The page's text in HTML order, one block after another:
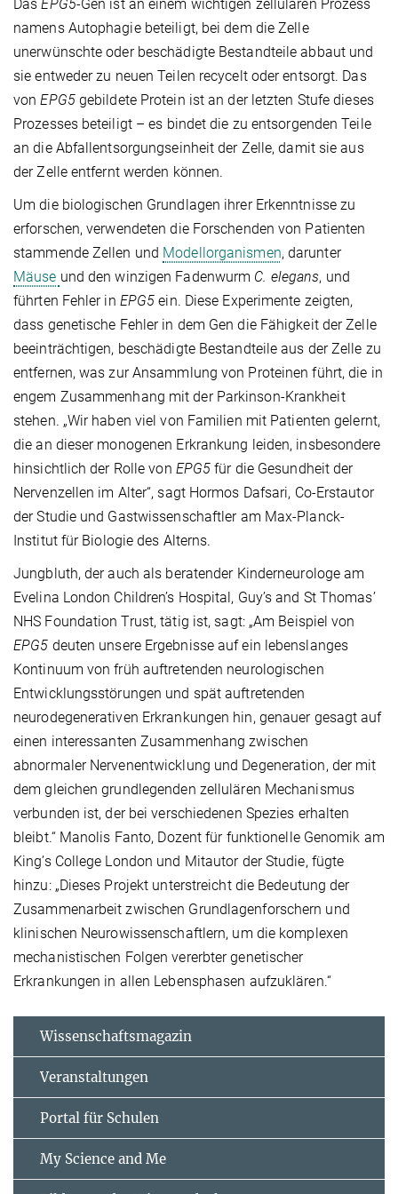
DasEPG5-Gen ist an einem wichtigen zellulären Prozess
namens Autophagie beteiligt, bei dem die Zelle
unerwünschte oder beschädigte Bestandteile abbaut und
sie entweder zu neuen Teilen recycelt oder entsorgt. Das
vonEPG5gebildete Protein ist an der letzten Stufe dieses
Prozesses beteiligt – es bindet die zu entsorgenden Teile
an die Abfallentsorgungseinheit der Zelle, damit sie aus
der Zelle entfernt werden können.
Um die biologischen Grundlagen ihrer Erkenntnisse zu
erforschen, verwendeten die Forschenden von Patienten
stammende Zellen und Modellorganismen, darunter
Mäuse und den winzigen Fadenwurm C. elegans, und
führten Fehler in EPG5 ein. Diese Experimente zeigten,
dass genetische Fehler in dem Gen die Fähigkeit der Zelle
beeinträchtigen, beschädigte Bestandteile aus der Zelle zu
entfernen, was zur Ansammlung von Proteinen führt, die in
engem Zusammenhang mit der Parkinson-Krankheit
stehen. „Wir haben viel von Familien mit Patienten gelernt,
die an dieser monogenen Erkrankung leiden, insbesondere
hinsichtlich der Rolle von EPG5für die Gesundheit der
Nervenzellen im Alter“, sagt Hormos Dafsari, Co-Erstautor
der Studie und Gastwissenschaftler am Max-Planck-
Institut für Biologie des Alterns.
Jungbluth, der auch als beratender Kinderneurologe am
Evelina London Children’s Hospital, Guy’s and St Thomas’
NHS Foundation Trust, tätig ist, sagt: „Am Beispiel von
EPG5 deuten unsere Ergebnisse auf ein lebenslanges
Kontinuum von früh auftretenden neurologischen
Entwicklungsstörungen und spät auftretenden
neurodegenerativen Erkrankungen hin, genauer gesagt auf
einen interessanten Zusammenhang zwischen
abnormaler Nervenentwicklung und Degeneration, der mit
dem gleichen grundlegenden zellulären Mechanismus
verbunden ist, der bei verschiedenen Spezies erhalten
bleibt.“ Manolis Fanto, Dozent für funktionelle Genomik am
King’s College London und Mitautor der Studie, fügte
hinzu: „Dieses Projekt unterstreicht die Bedeutung der
Zusammenarbeit zwischen Grundlagenforschern und
klinischen Neurowissenschaftlern, um die komplexen
mechanistischen Folgen vererbter genetischer
Erkrankungen in allen Lebensphasen aufzuklären.“
Wissenschaftsmagazin
Veranstaltungen
Portal für Schulen
My Science and Me